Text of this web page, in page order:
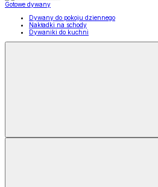
Gotowe dywany
Dywany do pokoju dziennego
Nakładki na schody
Dywaniki do kuchni